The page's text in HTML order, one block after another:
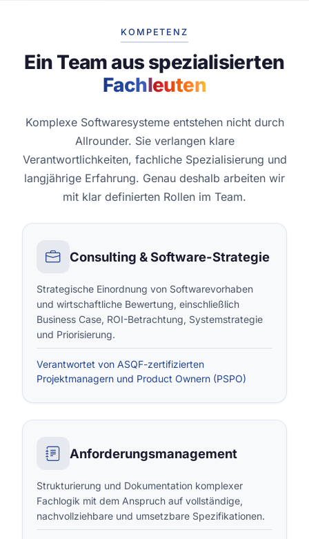
KOMPETENZ
Ein Team aus spezialisierten
Fachleuten
Komplexe Softwaresysteme entstehen nicht durch
Allrounder. Sie verlangen klare
Verantwortlichkeiten, fachliche Spezialisierung und
langjährige Erfahrung. Genau deshalb arbeiten wir
mit klar definierten Rollen im Team.
Consulting & Software-Strategie
Strategische Einordnung von Softwarevorhaben
und wirtschaftliche Bewertung, einschließlich
Business Case, ROI-Betrachtung, Systemstrategie
und Priorisierung.
Verantwortet von ASQF-zertifizierten
Projektmanagern und Product Ownern (PSPO)
Anforderungsmanagement
Strukturierung und Dokumentation komplexer
Fachlogik mit dem Anspruch auf vollständige,
nachvollziehbare und umsetzbare Spezifikationen.